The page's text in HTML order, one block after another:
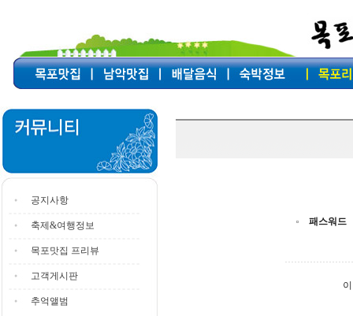
공지사항
축제&여행정보
목포맛집 프리뷰
고객게시판
추억앨범
패스워드